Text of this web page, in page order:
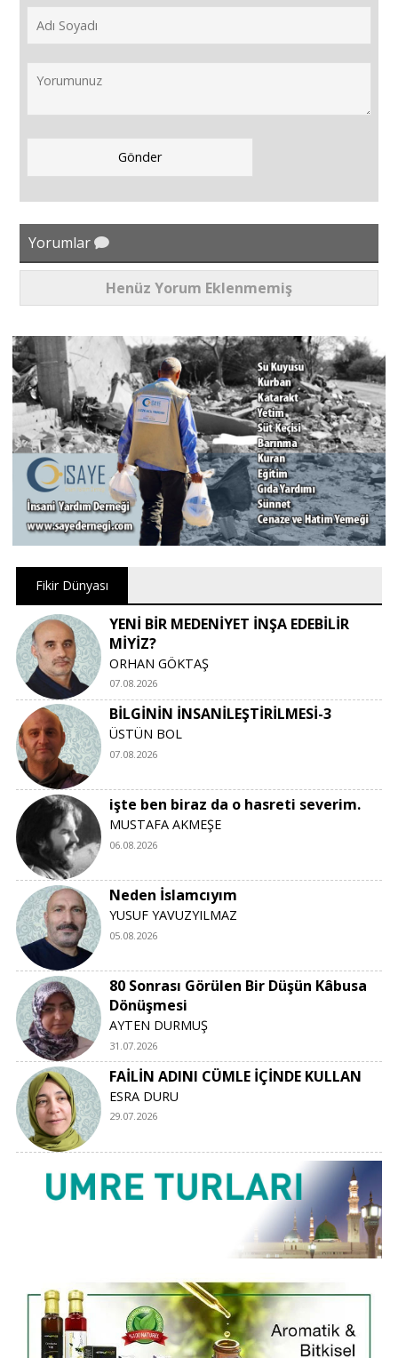
Yorumlar
Henüz Yorum Eklenmemiş
Fikir Dünyası
YENİ BİR MEDENİYET İNŞA EDEBİLİR
MİYİZ?
ORHAN GÖKTAŞ
07.08.2026
BİLGİNİN İNSANİLEŞTİRİLMESİ-3
ÜSTÜN BOL
07.08.2026
işte ben biraz da o hasreti severim.
MUSTAFA AKMEŞE
06.08.2026
Neden İslamcıyım
YUSUF YAVUZYILMAZ
05.08.2026
80 Sonrası Görülen Bir Düşün Kâbusa
Dönüşmesi
AYTEN DURMUŞ
31.07.2026
FAİLİN ADINI CÜMLE İÇİNDE KULLAN
ESRA DURU
29.07.2026